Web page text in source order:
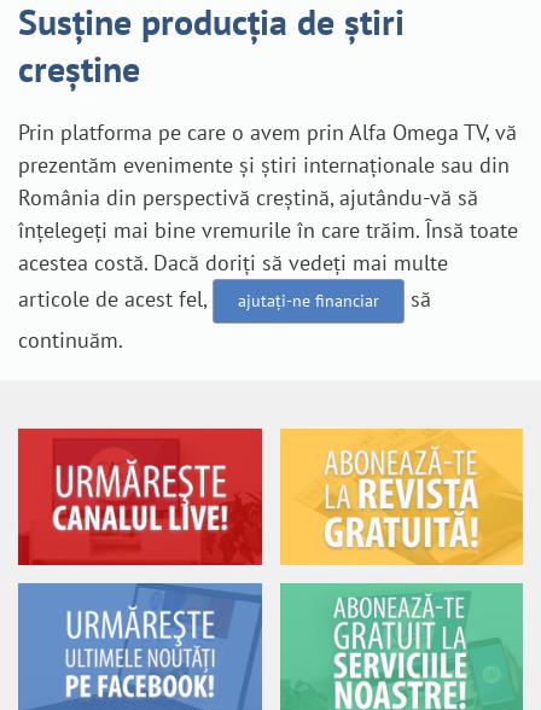
Susține producția de știri
creștine
Prin platforma pe care o avem prin Alfa Omega TV, vă
prezentăm evenimente și știri internaționale sau din
România din perspectivă creștină, ajutându-vă să
înțelegeți mai bine vremurile în care trăim. Însă toate
acestea costă. Dacă doriți să vedeți mai multe
articole de acest fel,
ajutați-ne financiar
să
continuăm.